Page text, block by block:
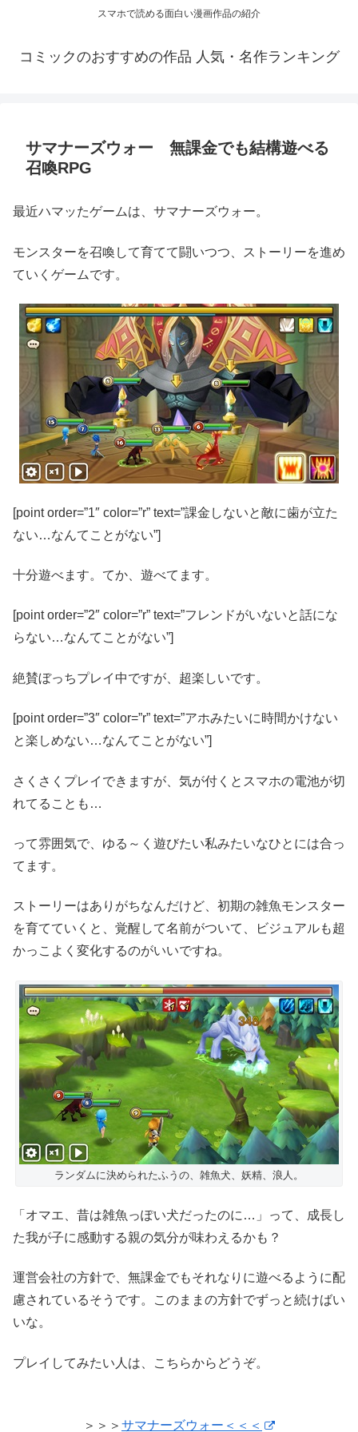
スマホで読める面白い漫画作品の紹介
コミックのおすすめの作品 人気・名作ランキング
サマナーズウォー 無課金でも結構遊べる
召喚RPG
最近ハマッたゲームは、サマナーズウォー。
モンスターを召喚して育てて闘いつつ、ストーリーを進め
ていくゲームです。
[point order=”1″ color=”r” text=”課金しないと敵に歯が立た
ない…なんてことがない”]
十分遊べます。てか、遊べてます。
[point order=”2″ color=”r” text=”フレンドがいないと話にな
らない…なんてことがない”]
絶賛ぼっちプレイ中ですが、超楽しいです。
[point order=”3″ color=”r” text=”アホみたいに時間かけない
と楽しめない…なんてことがない”]
さくさくプレイできますが、気が付くとスマホの電池が切
れてることも…
って雰囲気で、ゆる～く遊びたい私みたいなひとには合っ
てます。
ストーリーはありがちなんだけど、初期の雑魚モンスター
を育てていくと、覚醒して名前がついて、ビジュアルも超
かっこよく変化するのがいいですね。
ランダムに決められたふうの、雑魚犬、妖精、浪人。
「オマエ、昔は雑魚っぽい犬だったのに…」って、成長し
た我が子に感動する親の気分が味わえるかも？
運営会社の方針で、無課金でもそれなりに遊べるように配
慮されているそうです。このままの方針でずっと続けばい
いな。
プレイしてみたい人は、こちらからどうぞ。
＞＞＞ サマナーズウォー＜＜＜